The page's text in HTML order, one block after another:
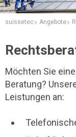
suissetec Angebote
Möchten Sie
Beratung?
Leistungen an: